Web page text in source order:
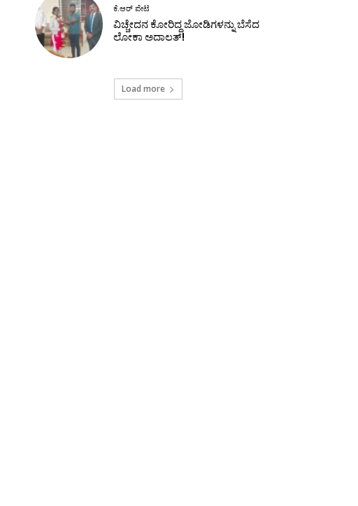
ಕೆ.ಆರ್ ಪೇಟೆ
ವಿಚ್ಚೇದನ ಕೋರಿದ್ದ ಜೋಡಿಗಳನ್ನು ಬೆಸೆದ
ಲೋಕಾ ಅದಾಲತ್!
Load more